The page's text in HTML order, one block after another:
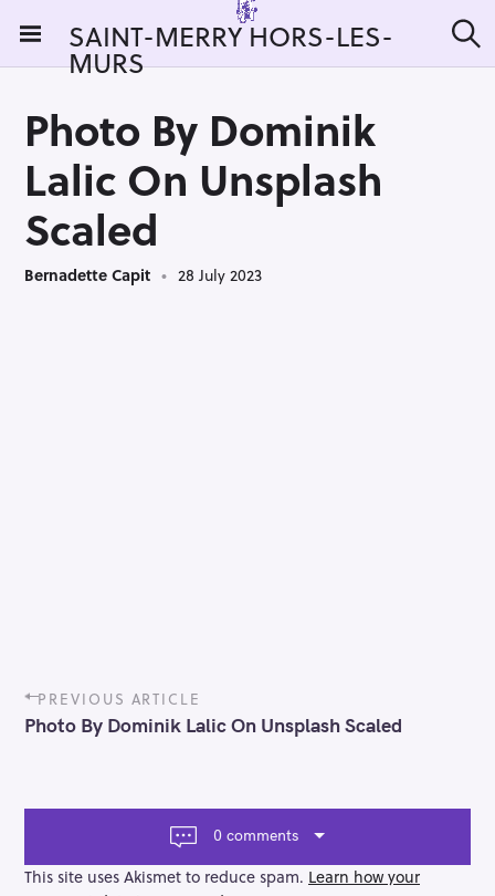
i
SAINT-MERRY HORS-LES-
MURS e
Photo By Dominik
Lalic On Unsplash
Scaled
Bernadette Capit 28 July 2023
P
o
s
a
g
PREVIOUS ARTICLE
Photo By Dominik Lalic On Unsplash Scaled
0 comments
This site uses Akismet to reduce spam. Learn how your